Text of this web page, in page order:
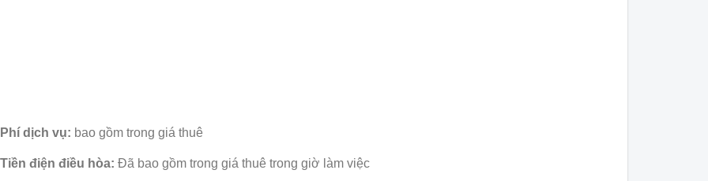
Phí dịch vụ: bao gồm trong giá thuê
Tiền điện điều hòa: Đã bao gồm trong giá thuê trong giờ làm việc